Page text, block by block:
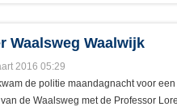
Waalsweg Waalwijk
2016 05:29
de politie maandagnacht voor
de Waalsweg met de Professor